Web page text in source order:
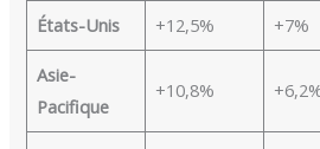
États-Unis +12,5% +7%
Asie-
Pacifique
+10,8%